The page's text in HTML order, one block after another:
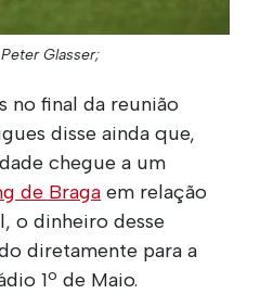
Glasser;
no final da reunião
disse ainda que,
chegue a um
de Braga em relação
o dinheiro desse
diretamente para a
1º de Maio.